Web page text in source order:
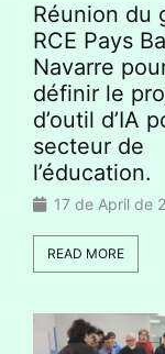
Réunion du
RCE Pays
Navarre
définir le
d’outil d’IA
secteur de
l’éducation.
17 de April de
READ MORE